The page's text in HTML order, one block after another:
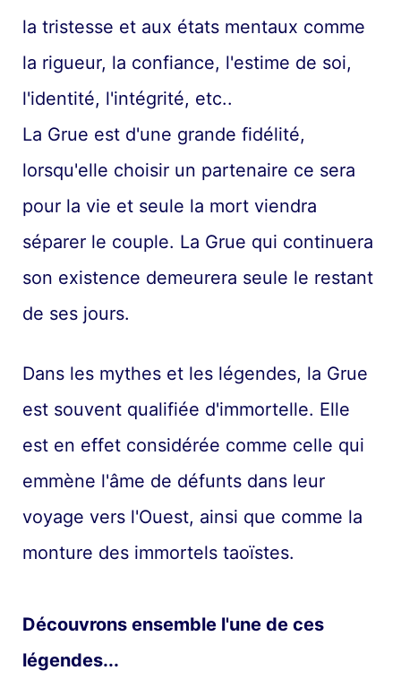
la tristesse et aux états mentaux comme
la rigueur, la confiance, l'estime de soi,
l'identité, l'intégrité, etc..
La Grue est d'une grande fidélité,
lorsqu'elle choisir un partenaire ce sera
pour la vie et seule la mort viendra
séparer le couple. La Grue qui continuera
son existence demeurera seule le restant
de ses jours.
Dans les mythes et les légendes, la Grue
est souvent qualifiée d'immortelle. Elle
est en effet considérée comme celle qui
emmène l'âme de défunts dans leur
voyage vers l'Ouest, ainsi que comme la
monture des immortels taoïstes.
Découvrons ensemble l'une de ces
légendes...